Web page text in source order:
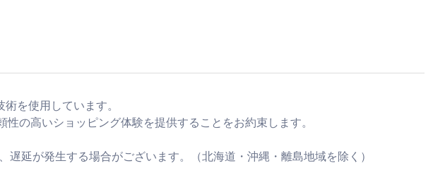
を使用しています。
の高いショッピング体験を提供することをお約束します。
延が発生する場合がございます。（北海道・沖縄・離島地域を除く）